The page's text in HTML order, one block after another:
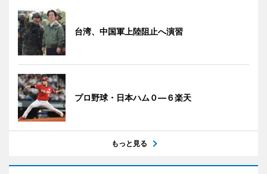
台湾、中国軍上陸阻止へ演習
プロ野球・日本ハム０―６楽天
もっと見る